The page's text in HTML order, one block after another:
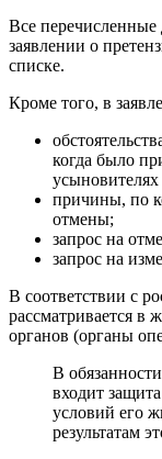
Все
заявлении о
списке.
Кроме того, в
когда было
причины, по
отмены;
запрос на
запрос на
В соответствии с
рассматривается в
органов (органы
В
входит
условий его
результатам